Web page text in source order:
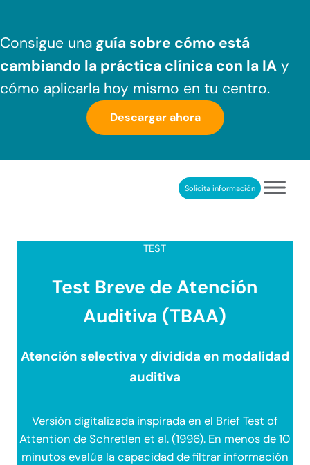
Consigue una guía sobre cómo está
cambiando la práctica clínica con la IA y
cómo aplicarla hoy mismo en tu centro.
Descargar ahora
REHABILITACIÓN COGNITIVA PROFESIONALSolicita información
TEST
Test Breve de Atención
Auditiva (TBAA)
Atención selectiva y dividida en modalidad
auditiva
Versión digitalizada inspirada en el Brief Test of
Attention de Schretlen et al. (1996). En menos de 10
minutos evalúa la capacidad de filtrar información